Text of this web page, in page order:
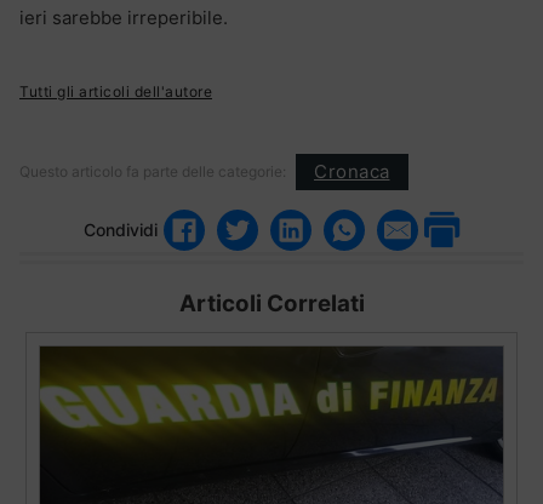
ieri sarebbe irreperibile.
Tutti gli articoli dell'autore
Questo articolo fa parte delle categorie: Cronaca
Condividi
Articoli Correlati